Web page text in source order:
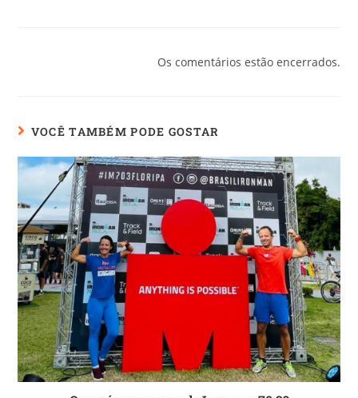
Os comentários estão encerrados.
VOCÊ TAMBÉM PODE GOSTAR